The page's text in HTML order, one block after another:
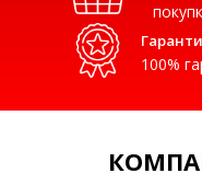
100%